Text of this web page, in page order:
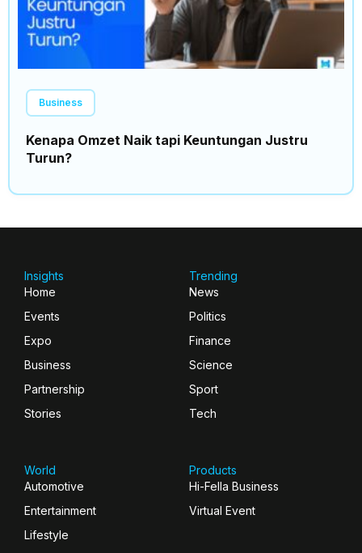
Business
Kenapa Omzet Naik tapi Keuntungan Justru
Turun?
Insights
Home
Events
Expo
Business
Partnership
Stories
Trending
News
Politics
Finance
Science
Sport
Tech
World
Automotive
Entertainment
Lifestyle
Products
Hi-Fella Business
Virtual Event